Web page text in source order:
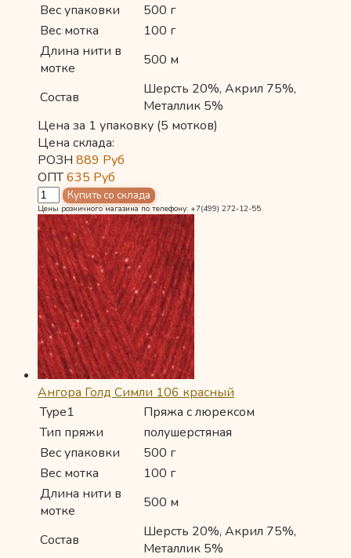
Вес упаковки
500 г
Вес мотка
100 г
Длина нити в
мотке
500 м
Состав
Шерсть 20%, Акрил 75%,
Металлик 5%
Цена за 1 упаковку (5 мотков)
Цена склада:
РОЗН 889 Руб
ОПТ635 Руб
Цены розничного магазина по телефону: +7(499) 272-12-55
Ангора Голд Симли 106 красный
Type1
Пряжа с люрексом
Тип пряжи
полушерстяная
Вес упаковки
500 г
Вес мотка
100 г
Длина нити в
мотке
500 м
Состав
Шерсть 20%, Акрил 75%,
Металлик 5%